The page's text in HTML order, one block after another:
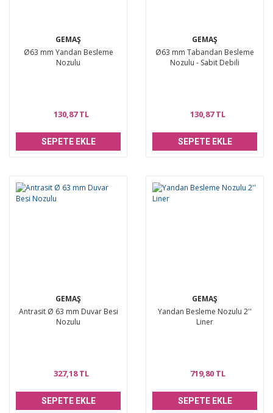
GEMAŞ
Ø63 mm Yandan Besleme
Nozulu
130,87 TL
SEPETE EKLE
GEMAŞ
Ø63 mm Tabandan Besleme
Nozulu - Sabit Debili
130,87 TL
SEPETE EKLE
GEMAŞ
Antrasit Ø 63 mm Duvar Besi
Nozulu
327,18 TL
SEPETE EKLE
GEMAŞ
Yandan Besleme Nozulu 2''
Liner
719,80 TL
SEPETE EKLE